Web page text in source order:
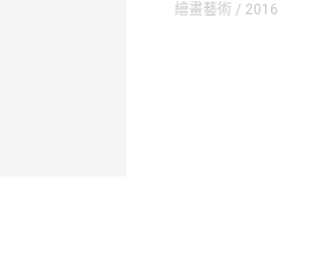
繪畫藝術 / 2016